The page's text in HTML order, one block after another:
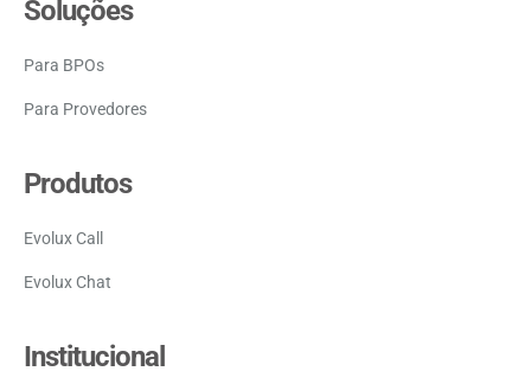
Soluções
Para BPOs
Para Provedores
Produtos
Evolux Call
Evolux Chat
Institucional